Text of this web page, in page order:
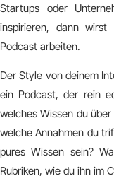
Startups oder
inspirieren, dann
Podcast arbeiten.
Der Style von deinem
ein Podcast, der rein
welches Wissen du
welche Annahmen du
pures Wissen sein?
Rubriken, wie du ihn im